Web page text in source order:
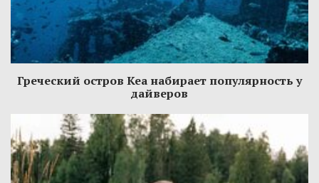
Греческий остров Кеа набирает популярность у
дайверов